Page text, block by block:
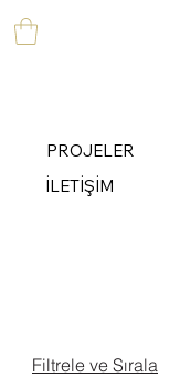
PROJELER
İLETİŞİM
Filtrele ve Sırala